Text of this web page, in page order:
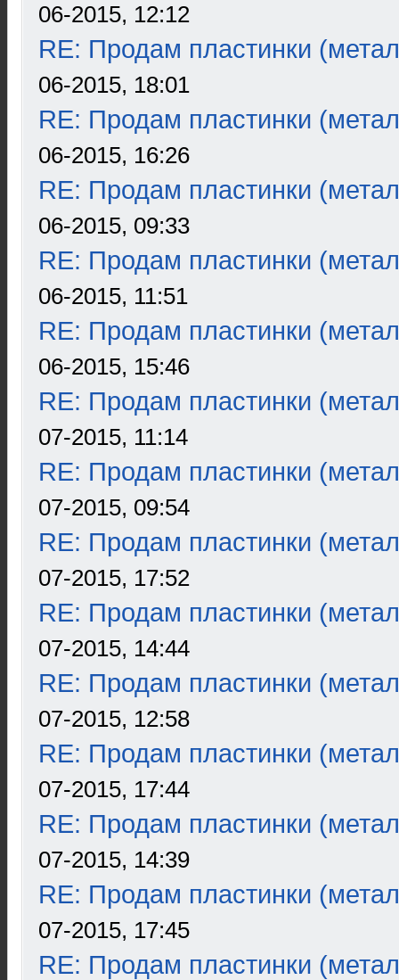
06-2015, 12:12
RE: Продам пластинки
06-2015, 18:01
RE: Продам пластинки
06-2015, 16:26
RE: Продам пластинки
06-2015, 09:33
RE: Продам пластинки
06-2015, 11:51
RE: Продам пластинки
06-2015, 15:46
RE: Продам пластинки
07-2015, 11:14
RE: Продам пластинки
07-2015, 09:54
RE: Продам пластинки
07-2015, 17:52
RE: Продам пластинки
07-2015, 14:44
RE: Продам пластинки
07-2015, 12:58
RE: Продам пластинки
07-2015, 17:44
RE: Продам пластинки
07-2015, 14:39
RE: Продам пластинки
07-2015, 17:45
RE: Продам пластинки